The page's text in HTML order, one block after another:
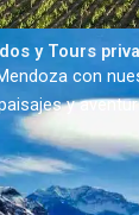
y Tours
con
y